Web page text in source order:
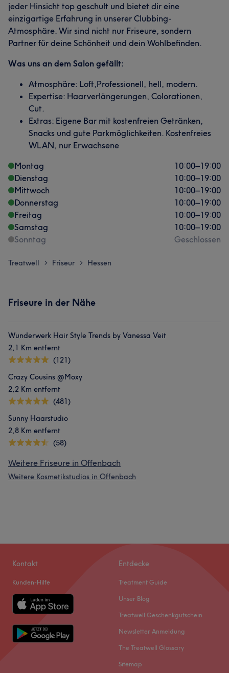
jeder Hinsicht top geschult und bietet dir eine
einzigartige Erfahrung in unserer Clubbing-
Atmosphäre. Wir sind nicht nur Friseure, sondern
Partner für deine Schönheit und dein Wohlbefinden.
Was uns an dem Salon gefällt:
Atmosphäre: Loft,Professionell, hell, modern.
Expertise: Haarverlängerungen, Colorationen,
Cut.
Extras: Eigene Bar mit kostenfreien Getränken,
Snacks und gute Parkmöglichkeiten. Kostenfreies
WLAN, nur Erwachsene
Montag
10:00–19:00
Dienstag
10:00–19:00
Mittwoch
10:00–19:00
Donnerstag
10:00–19:00
Freitag
10:00–19:00
Samstag
10:00–19:00
Sonntag
Geschlossen
Treatwell > Friseur > Hessen
Friseure in der Nähe
Wunderwerk Hair Style Trends by Vanessa Veit
2,1 Km entfernt
(121)
Crazy Cousins @Moxy
2,2 Km entfernt
(481)
Sunny Haarstudio
2,8 Km entfernt
(58)
Weitere Friseure in Offenbach
Weitere Kosmetikstudios in Offenbach
Kontakt
Kunden-Hilfe
Entdecke
Treatment Guide
Unser Blog
Treatwell Geschenkgutschein
Newsletter Anmeldung
The Treatwell Glossary
Sitemap